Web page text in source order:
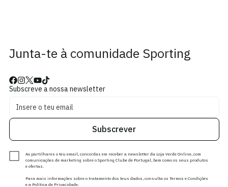
Junta-te à comunidade Sporting
Subscreve a nossa newsletter
Subscrever
Ao partilhares o teu email, concordas em receber a newsletter da Loja Verde Online, com
comunicações de marketing sobre o Sporting Clube de Portugal, bem como os seus produtos
e ofertas.
Para mais informações sobre o tratamento dos teus dados, consulta os Termos e Condições
e a Política de Privacidade.